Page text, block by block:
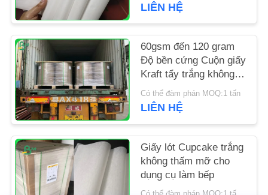
CÁC
TRƯỜNG
HỢP
SƠ
ĐỒ
TRANG
WEB
PRIVACY
LIÊN HỆ
60gsm đến 120 gram
Độ bền cứng Cuộn giấy
Kraft tẩy trắng không
tráng cho túi hàng tạp
hóa
Có thể đàm phán MOQ:1 tấn
LIÊN HỆ
Giấy lót Cupcake trắng
không thấm mỡ cho
dụng cụ làm bếp